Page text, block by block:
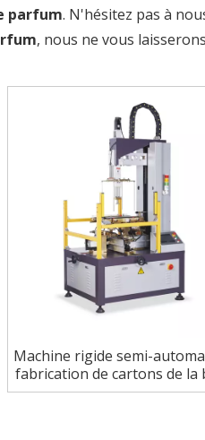
parfum. N'hésitez pas à
, nous ne vous
Machine rigide semi-
fabrication de cartons de la
PCs/min de parfum